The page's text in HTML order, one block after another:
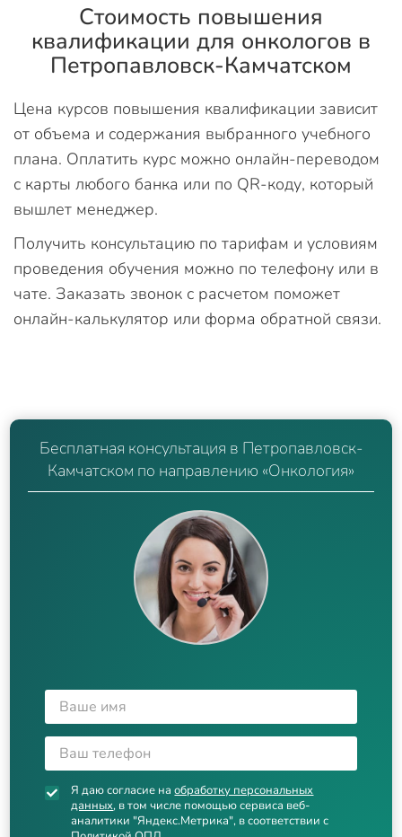
Стоимость повышения
квалификации для онкологов в
Петропавловск-Камчатском
Цена курсов повышения квалификации зависит
от объема и содержания выбранного учебного
плана. Оплатить курс можно онлайн-переводом
с карты любого банка или по QR-коду, который
вышлет менеджер.
Получить консультацию по тарифам и условиям
проведения обучения можно по телефону или в
чате. Заказать звонок с расчетом поможет
онлайн-калькулятор или форма обратной связи.
Бесплатная консультация в Петропавловск-
Камчатском по направлению «Онкология»
Я даю согласие наобработку персональных
данных, в том числе помощью сервиса веб-
аналитики "Яндекс.Метрика", в соответствии с